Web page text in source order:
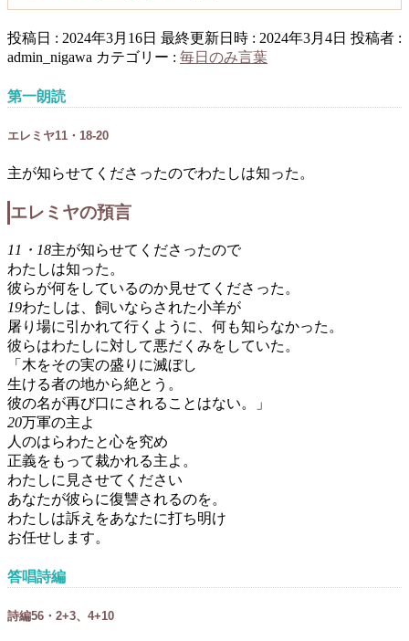
投稿日 : 2024年3月16日 最終更新日時 : 2024年3月4日 投稿者 :
admin_nigawa カテゴリー : 毎日のみ言葉
第一朗読
エレミヤ11・18-20
主が知らせてくださったのでわたしは知った。
エレミヤの預言
11・18主が知らせてくださったので
わたしは知った。
彼らが何をしているのか見せてくださった。
19わたしは、飼いならされた小羊が
屠り場に引かれて行くように、何も知らなかった。
彼らはわたしに対して悪だくみをしていた。
「木をその実の盛りに滅ぼし
生ける者の地から絶とう。
彼の名が再び口にされることはない。」
20万軍の主よ
人のはらわたと心を究め
正義をもって裁かれる主よ。
わたしに見させてください
あなたが彼らに復讐されるのを。
わたしは訴えをあなたに打ち明け
お任せします。
答唱詩編
詩編56・2+3、4+10